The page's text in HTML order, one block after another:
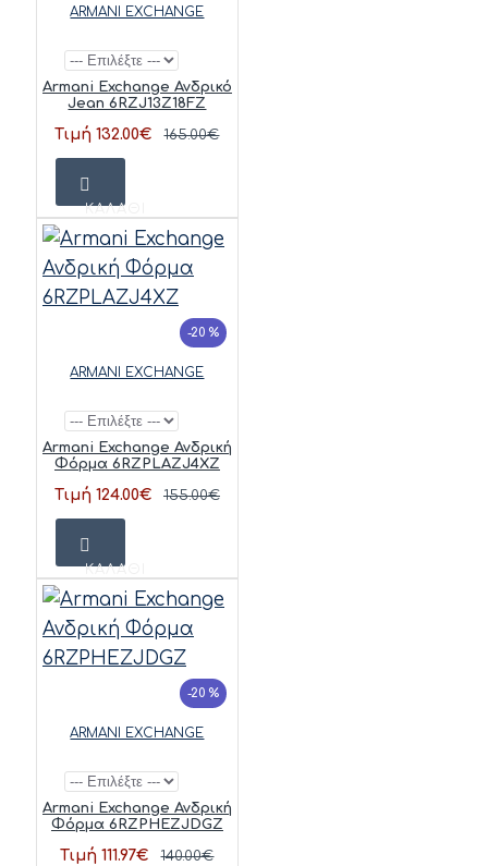
ARMANI EXCHANGE
Armani Exchange Ανδρικό
Jean 6RZJ13Z18FZ
Τιμή 132.00€ 165.00€
ΚΑΛΆΘΙ
-20 %
ARMANI EXCHANGE
Armani Exchange Ανδρική
Φόρμα 6RZPLAZJ4XZ
Τιμή 124.00€ 155.00€
ΚΑΛΆΘΙ
-20 %
ARMANI EXCHANGE
Armani Exchange Ανδρική
Φόρμα 6RZPHEZJDGZ
Τιμή 111.97€ 140.00€